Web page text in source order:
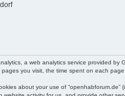
a web analytics service provided
you visit, the time spent on each
about your use of